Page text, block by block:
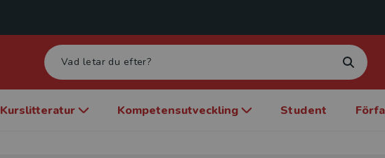
Kurslitteratur Kompetensutveckling Student